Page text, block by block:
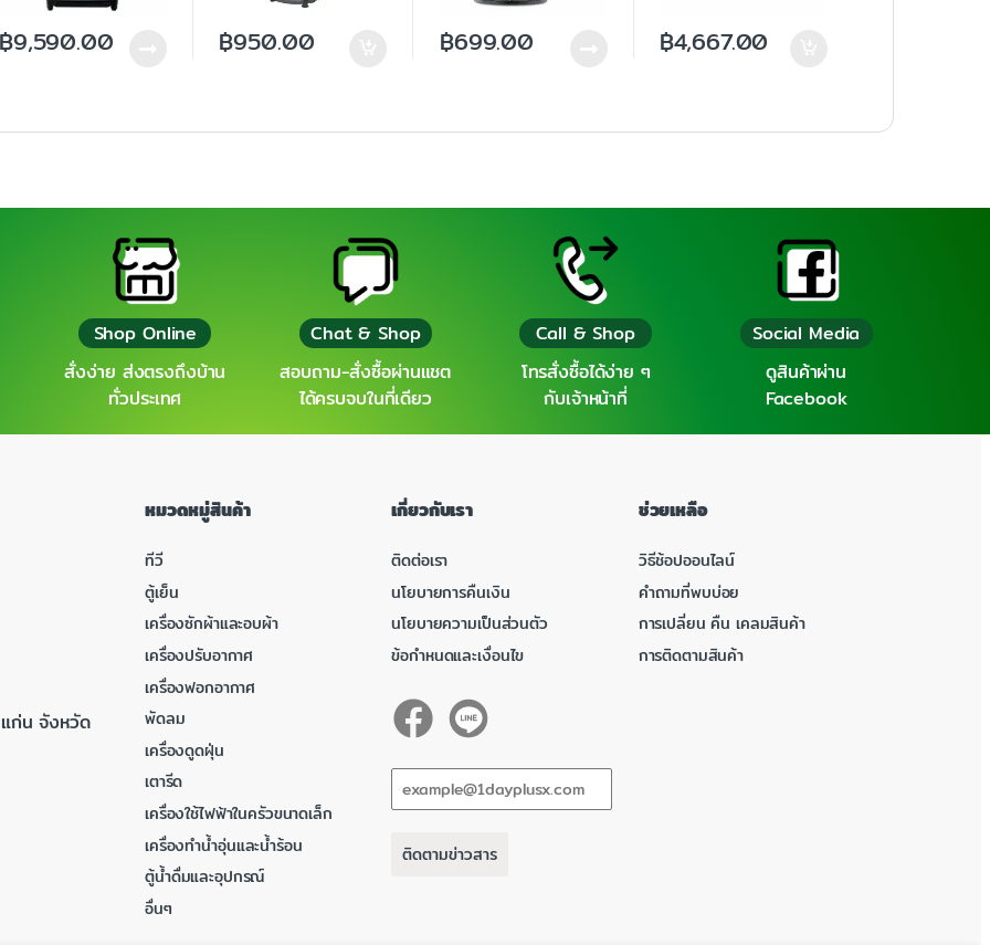
9,590.00 ฿950.00 ฿699.00 ฿4,667.00
Shop Online
สั่งง่าย ส่งตรงถึงบ้าน
ทั่วประเทศ
Chat & Shop
สอบถาม-สั่งซื้อผ่านแชต
ได้ครบจบในที่เดียว
Call & Shop
โทรสั่งซื้อได้ง่าย ๆ
กับเจ้าหน้าที่
Social Media
ดูสินค้าผ่าน
Facebook
ก่น จังหวัด
หมวดหมู่สินค้า
ทีวี
ตู้เย็น
เครื่องซักผ้าและอบผ้า
เครื่องปรับอากาศ
เครื่องฟอกอากาศ
พัดลม
เครื่องดูดฝุ่น
เตารีด
เครื่องใช้ไฟฟ้าในครัวขนาดเล็ก
เครื่องทำน้ำอุ่นและน้ำร้อน
ตู้น้ำดื่มและอุปกรณ์
อื่นๆ
เกี่ยวกับเรา
ติดต่อเรา
นโยบายการคืนเงิน
นโยบายความเป็นส่วนตัว
ข้อกำหนดและเงื่อนไข
ติดตามข่าวสาร
ช่วยเหลือ
วิธีช้อปออนไลน์
คำถามที่พบบ่อย
การเปลี่ยน คืน เคลมสินค้า
การติดตามสินค้า